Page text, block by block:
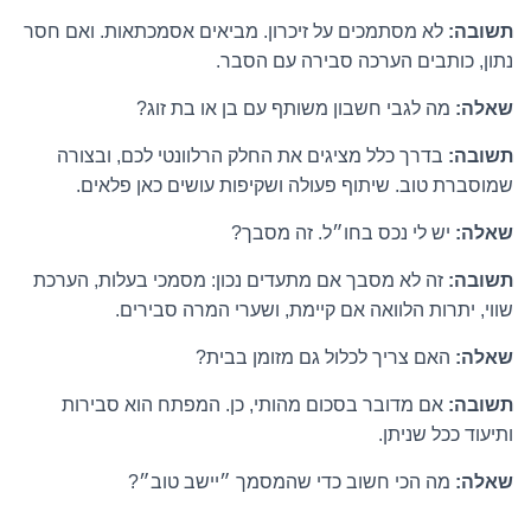
תשובה: לא מסתמכים על זיכרון. מביאים אסמכתאות. ואם חסר
נתון, כותבים הערכה סבירה עם הסבר.
שאלה: מה לגבי חשבון משותף עם בן או בת זוג?
תשובה: בדרך כלל מציגים את החלק הרלוונטי לכם, ובצורה
שמוסברת טוב. שיתוף פעולה ושקיפות עושים כאן פלאים.
שאלה: יש לי נכס בחו״ל. זה מסבך?
תשובה: זה לא מסבך אם מתעדים נכון: מסמכי בעלות, הערכת
שווי, יתרות הלוואה אם קיימת, ושערי המרה סבירים.
שאלה: האם צריך לכלול גם מזומן בבית?
תשובה: אם מדובר בסכום מהותי, כן. המפתח הוא סבירות
ותיעוד ככל שניתן.
שאלה: מה הכי חשוב כדי שהמסמך ״יישב טוב״?